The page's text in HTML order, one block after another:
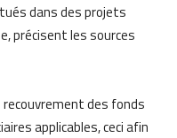
dans des projets
précisent les sources
recouvrement des fonds
applicables, ceci afin